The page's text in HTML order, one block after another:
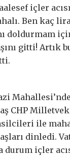
içler
Ben kaç
doldurmam
gitti!
Mahallesi’nde
CHP
ile
dinledi.
durum içler